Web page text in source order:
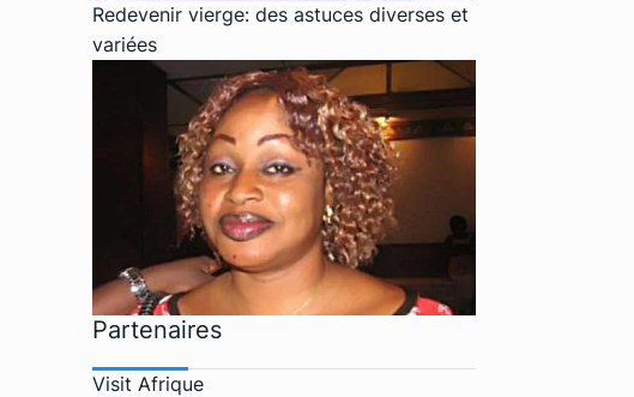
Redevenir vierge: des astuces diverses et
variées
Partenaires
Visit Afrique